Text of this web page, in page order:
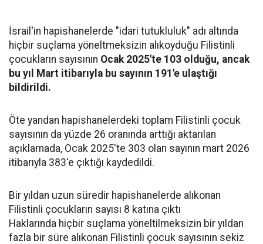
İsrail'in hapishanelerde "idari tutukluluk" adı altında
hiçbir suçlama yöneltmeksizin alıkoyduğu Filistinli
çocukların sayısının Ocak 2025'te 103 olduğu, ancak
bu yıl Mart itibarıyla bu sayının 191'e ulaştığı
bildirildi.
Öte yandan hapishanelerdeki toplam Filistinli çocuk
sayısının da yüzde 26 oranında arttığı aktarılan
açıklamada, Ocak 2025'te 303 olan sayının mart 2026
itibarıyla 383'e çıktığı kaydedildi.
Bir yıldan uzun süredir hapishanelerde alıkonan
Filistinli çocukların sayısı 8 katına çıktı
Haklarında hiçbir suçlama yöneltilmeksizin bir yıldan
fazla bir süre alıkonan Filistinli çocuk sayısının sekiz